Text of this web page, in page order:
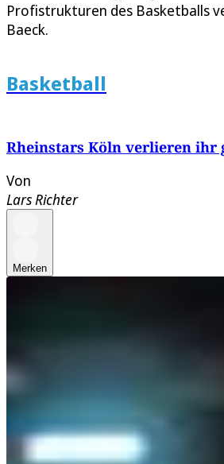
Profistrukturen des Basketballs
Baeck.
Basketball
Rheinstars Köln verlieren ihr
Von
Lars Richter
Merken